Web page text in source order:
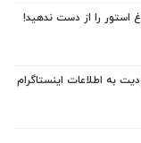
استور را از دست ندهید!